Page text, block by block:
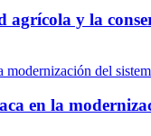
y la
en la